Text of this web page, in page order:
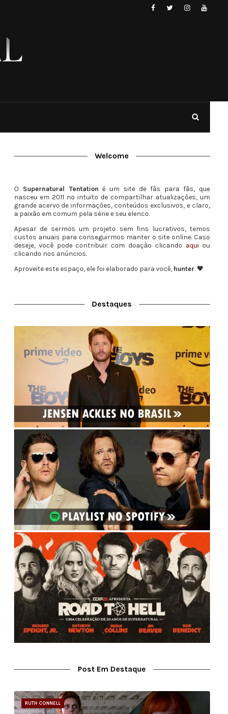
Welcome
O Supernatural Tentation é um site de fãs para fãs, que
nasceu em 2011 no intuito de compartilhar atualizações, um
grande acervo de informações, conteúdos exclusivos, e claro,
a paixão em comum pela série e seu elenco.
Apesar de sermos um projeto sem fins lucrativos, temos
custos anuais para conseguirmos manter o site online. Caso
deseje, você pode contribuir com doação clicando aqui ou
clicando nos anúncios.
Aproveite este espaço, ele foi elaborado para você, hunter. 🖤
Destaques
Post Em Destaque
RUTH CONNELL